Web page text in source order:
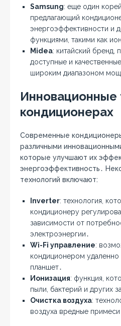
Samsung: еще один
предлагающий
энергоэффективности и
функциями, такими как
Midea: китайский бренд,
доступные и
широким диапазоном
Инновационные
кондиционерах
Современные
различными
которые улучшают их
энергоэффективность․
технологий включают:
Inverter: технология,
кондиционеру
зависимости от
электроэнергии․
Wi-Fi управление:
кондиционером
планшет․
Ионизация: функция,
пыли, бактерий и других
Очистка воздуха:
воздуха вредные примеси